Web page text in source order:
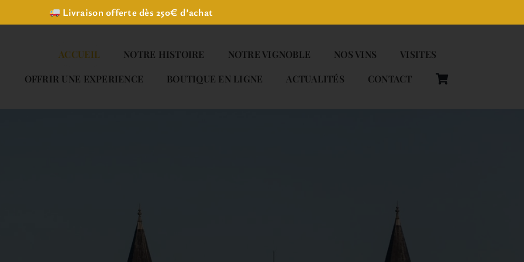
Livraison offerte dès 250€ d’achat
ACCUEIL NOTRE HISTOIRE NOTRE VIGNOBLE NOS VINS
VISITES
OFFRIR UNE EXPERIENCE
BOUTIQUE EN LIGNE ACTUALITÉS CONTACT